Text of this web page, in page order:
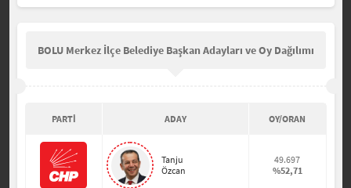
BOLU Merkez İlçe Belediye Başkan Adayları ve Oy Dağılımı
PARTİ ADAY OY/ORAN
Tanju
Özcan
49.697
%52,71